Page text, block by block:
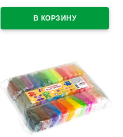
картонная коробка арт.35С
2301-08